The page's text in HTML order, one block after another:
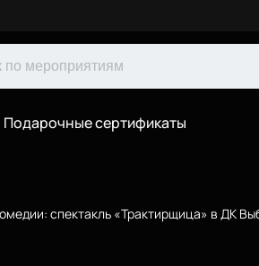
Подарочные сертификаты
спектакль «Трактирщица» в ДК